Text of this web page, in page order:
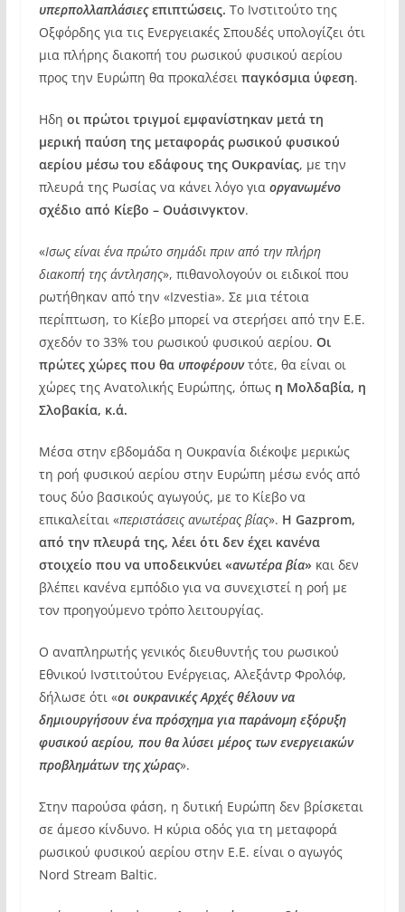
υπερπολλαπλάσιεςεπιπτώσεις. Το Ινστιτούτο της
Οξφόρδης για τις Ενεργειακές Σπουδές υπολογίζει ότι
μια πλήρης διακοπή του ρωσικού φυσικού αερίου
προς την Ευρώπη θα προκαλέσει παγκόσμια ύφεση.
Ηδη οι πρώτοι τριγμοί εμφανίστηκαν μετά τη
μερική παύση της μεταφοράς ρωσικού φυσικού
αερίου μέσω του εδάφους της Ουκρανίας, με την
πλευρά της Ρωσίας να κάνει λόγο για οργανωμένο
σχέδιο από Κίεβο – Ουάσινγκτον.
«Ισως είναι ένα πρώτο σημάδι πριν από την πλήρη
διακοπή της άντλησης», πιθανολογούν οι ειδικοί που
ρωτήθηκαν από την «Izvestia». Σε μια τέτοια
περίπτωση, το Κίεβο μπορεί να στερήσει από την Ε.Ε.
σχεδόν το 33% του ρωσικού φυσικού αερίου. Οι
πρώτες χώρες που θα υποφέρουντότε, θα είναι οι
χώρες της Ανατολικής Ευρώπης, όπως η Μολδαβία, η
Σλοβακία, κ.ά.
Μέσα στην εβδομάδα η Ουκρανία διέκοψε μερικώς
τη ροή φυσικού αερίου στην Ευρώπη μέσω ενός από
τους δύο βασικούς αγωγούς, με το Κίεβο να
επικαλείται «περιστάσεις ανωτέρας βίας». Η Gazprom,
από την πλευρά της, λέει ότι δεν έχει κανένα
στοιχείο που να υποδεικνύει «ανωτέρα βία» και δεν
βλέπει κανένα εμπόδιο για να συνεχιστεί η ροή με
τον προηγούμενο τρόπο λειτουργίας.
Ο αναπληρωτής γενικός διευθυντής του ρωσικού
Εθνικού Ινστιτούτου Ενέργειας, Αλεξάντρ Φρολόφ,
δήλωσε ότι «οι ουκρανικές Αρχές θέλουν να
δημιουργήσουν ένα πρόσχημα για παράνομη εξόρυξη
φυσικού αερίου, που θα λύσει μέρος των ενεργειακών
προβλημάτων της χώρας».
Στην παρούσα φάση, η δυτική Ευρώπη δεν βρίσκεται
σε άμεσο κίνδυνο. Η κύρια οδός για τη μεταφορά
ρωσικού φυσικού αερίου στην Ε.Ε. είναι ο αγωγός
Nord Stream Baltic.